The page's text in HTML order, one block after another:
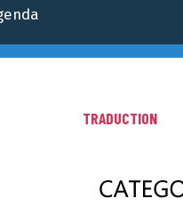
TRADUCTION